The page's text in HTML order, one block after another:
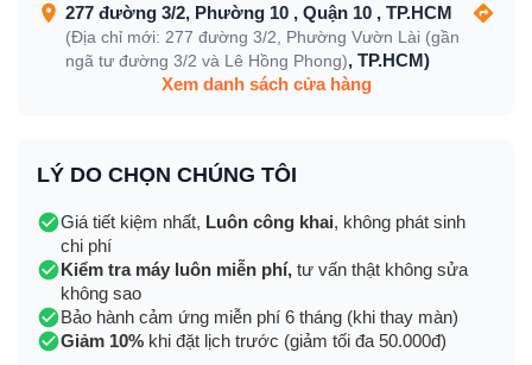
277 đường 3/2, Phường 10 , Quận 10 , TP.HCM
(Địa chỉ mới: 277 đường 3/2, Phường Vườn Lài (gần
ngã tư đường 3/2 và Lê Hồng Phong), TP.HCM)
Xem danh sách cửa hàng
LÝ DO CHỌN CHÚNG TÔI
Giá tiết kiệm nhất, Luôn công khai, không phát sinh
chi phí
Kiểm tra máy luôn miễn phí, tư vấn thật không sửa
không sao
Bảo hành cảm ứng miễn phí 6 tháng (khi thay màn)
Giảm 10% khi đặt lịch trước (giảm tối đa 50.000đ)